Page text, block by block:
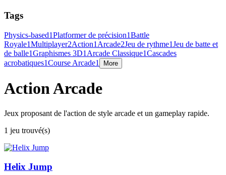
Tags
Physics-based1Platformer de précision1Battle
Royale1Multiplayer2Action1 Arcade2Jeu de rythme1Jeu de batte et
de balle1Graphismes 3D1 Arcade Classique1Cascades
acrobatiques1Course Arcade1 More
Action Arcade
Jeux proposant de l'action de style arcade et un gameplay rapide.
1 jeu trouvé(s)
Helix Jump